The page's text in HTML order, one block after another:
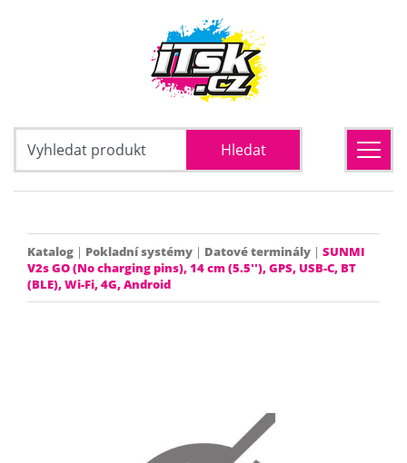
Katalog | Pokladní systémy | Datové terminály | SUNMI
V2s GO (No charging pins), 14 cm (5.5''), GPS, USB-C, BT
(BLE), Wi-Fi, 4G, Android